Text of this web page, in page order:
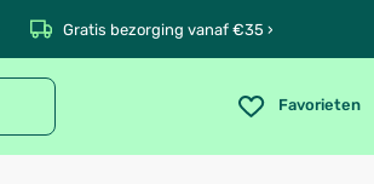
Gratis bezorging vanaf €35 ›
Favorieten